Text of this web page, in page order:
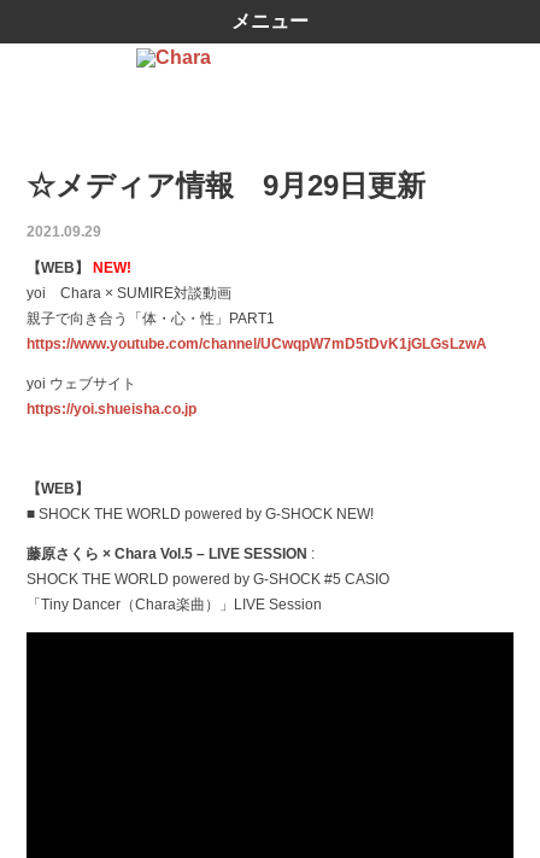
メニュー
☆メディア情報 9月29日更新
2021.09.29
【WEB】
NEW!
yoi Chara × SUMIRE対談動画
親子で向き合う「体・心・性」PART1
https://www.youtube.com/channel/UCwqpW7mD5tDvK1jGLGsLzwA
yoi ウェブサイト
https://yoi.shueisha.co.jp
【WEB】
■ SHOCK THE WORLD powered by G-SHOCK NEW!
藤原さくら × Chara Vol.5 – LIVE SESSION :
SHOCK THE WORLD powered by G-SHOCK #5 CASIO
「Tiny Dancer（Chara楽曲）」LIVE Session